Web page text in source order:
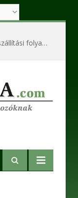
A pántolás szerepe a raktározási és szállítási folyamatokban